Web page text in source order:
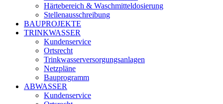
Härtebereich & Waschmitteldosierung
Stellenausschreibung
BAUPROJEKTE
TRINKWASSER
Kundenservice
Ortsrecht
Trinkwasserversorgungsanlagen
Netzpläne
Bauprogramm
ABWASSER
Kundenservice